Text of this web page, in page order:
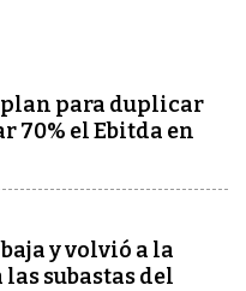
para duplicar
70% el Ebitda en
y volvió a la
las subastas del